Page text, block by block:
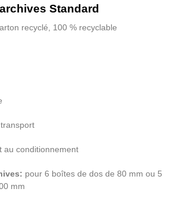
Standard
recyclé , 100 % recyclable
au conditionnement
pour 6 boîtes de dos de 80 mm ou 5
mm